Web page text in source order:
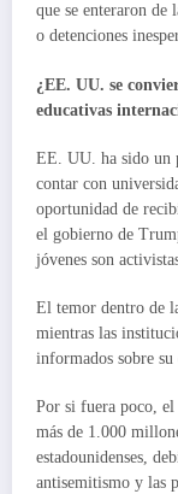
que se enteraron de
o detenciones
¿EE. UU. se
educativas
EE. UU. ha sido un
contar con
oportunidad de
el gobierno de
jóvenes son
El temor dentro de
mientras las
informados sobre su
Por si fuera poco,
más de 1.000
estadounidenses,
antisemitismo y las